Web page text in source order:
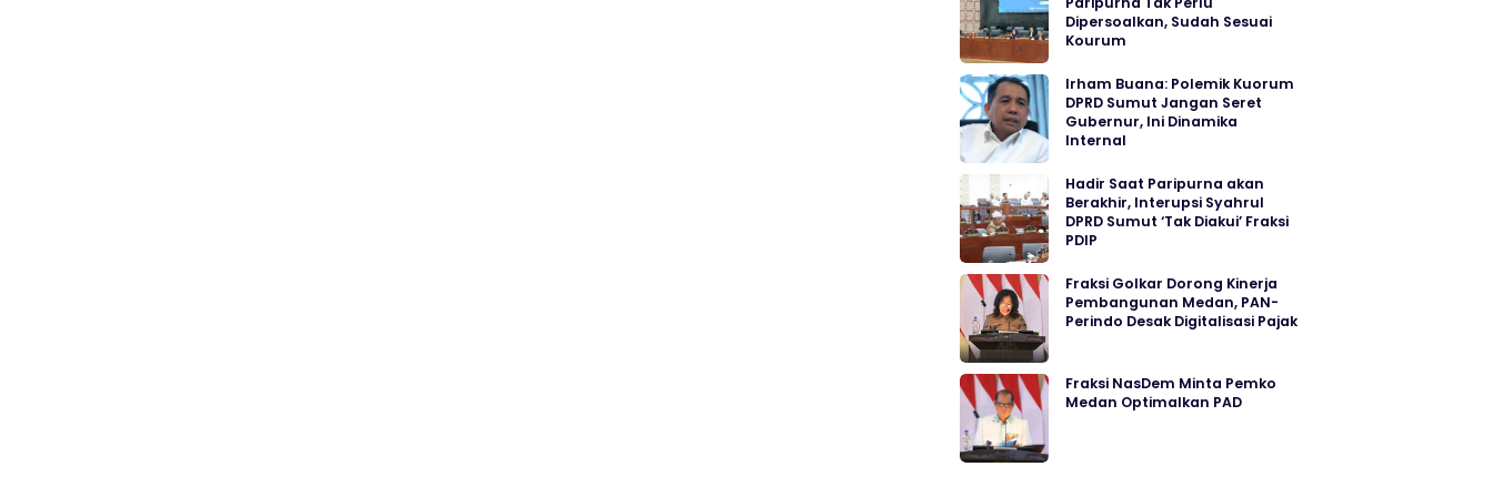
Dipersoalkan, Sudah Sesuai
Kourum
Irham Buana: Polemik Kuorum
DPRD Sumut Jangan Seret
Gubernur, Ini Dinamika
Internal
Hadir Saat Paripurna akan
Berakhir, Interupsi Syahrul
DPRD Sumut ‘Tak Diakui’ Fraksi
PDIP
Fraksi Golkar Dorong Kinerja
Pembangunan Medan, PAN-
Perindo Desak Digitalisasi Pajak
Fraksi NasDem Minta Pemko
Medan Optimalkan PAD